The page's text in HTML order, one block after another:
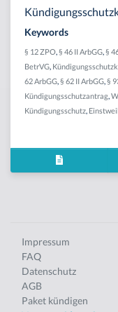
Keywords
§ 12 ZPO § 46 II ArbGG §
BetrVG
62 ArbGG § 62 II ArbGG §
Kündigungsschutzantrag
Kündigungsschutz
Impressum
FAQ
Datenschutz
AGB
Paket kündigen